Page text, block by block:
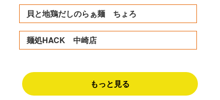
貝と地鶏だしのらぁ麺 ちょろ
麺処HACK 中崎店
もっと見る